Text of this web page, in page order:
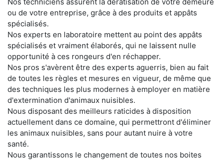
ou de votre entreprise, grâce à des produits et appâts
spécialisés.
Nos experts en laboratoire mettent au point des appâts
spécialisés et vraiment élaborés, qui ne laissent nulle
opportunité à ces rongeurs d'en réchapper.
Nos pros s'avèrent être des experts aguerris, bien au fait
de toutes les règles et mesures en vigueur, de même que
des techniques les plus modernes à employer en matière
d'extermination d'animaux nuisibles.
Nous disposant des meilleurs raticides à disposition
actuellement dans ce domaine, qui permettront d'éliminer
les animaux nuisibles, sans pour autant nuire à votre
santé.
Nous garantissons le changement de toutes nos boites